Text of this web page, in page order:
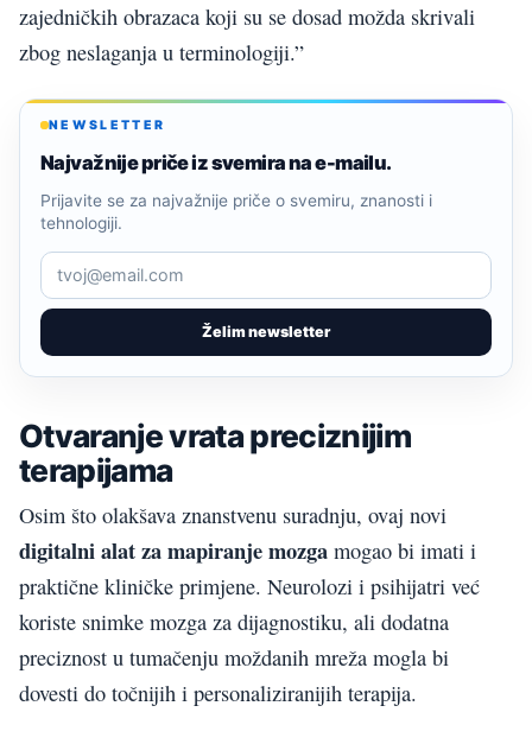
zajedničkih obrazaca koji su se dosad možda skrivali
zbog neslaganja u terminologiji.”
NEWSLETTER
Najvažnije priče iz svemira na e-mailu.
Želim newsletter
Prijavite se za najvažnije priče o svemiru, znanosti i
tehnologiji.
Otvaranje vrata preciznijim
terapijama
Osim što olakšava znanstvenu suradnju, ovaj novi
digitalni alat za mapiranje mozga mogao bi imati i
praktične kliničke primjene. Neurolozi i psihijatri već
koriste snimke mozga za dijagnostiku, ali dodatna
preciznost u tumačenju moždanih mreža mogla bi
dovesti do točnijih i personaliziranijih terapija.